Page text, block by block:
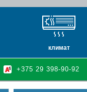
климат
кондиционеры
очистители и
+375 29 398-90-92